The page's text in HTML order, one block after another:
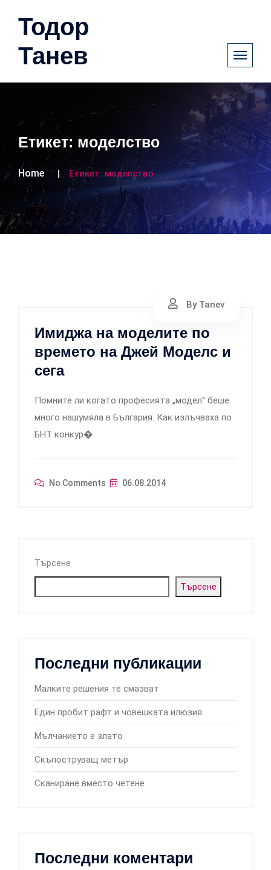
Тодор
Танев
Етикет: моделство
Home Етикет: моделство
By Tanev
Имиджа на моделите по
времето на Джей Моделс и
сега
Помните ли когато професията „модел‟ беше
много нашумяла в България. Как излъчваха по
БНТ конкур�
No Comments 06.08.2014
Търсене
Търсене
Последни публикации
Малките решения те смазват
Един пробит рафт и човешката илюзия
Мълчанието е злато
Скъпоструващ метър
Сканиране вместо четене
Последни коментари